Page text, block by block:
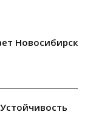
Новосибирск